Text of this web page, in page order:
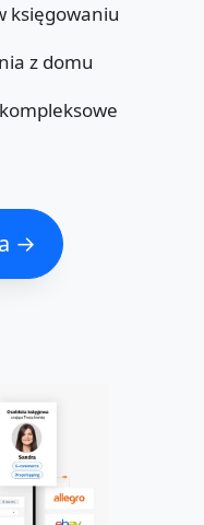
księgowaniu
z domu
→